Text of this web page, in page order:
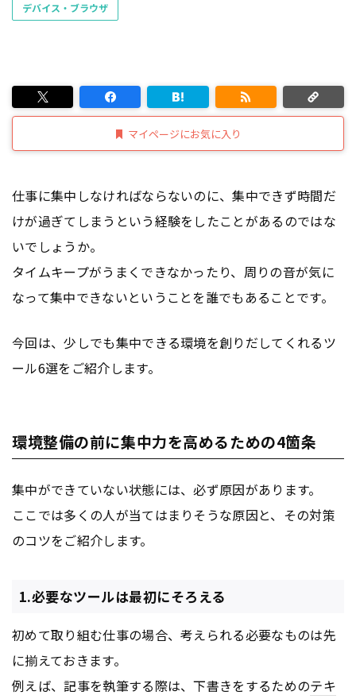
デバイス・ブラウザ
マイページにお気に入り
仕事に集中しなければならないのに、集中できず時間だ
けが過ぎてしまうという経験をしたことがあるのではな
いでしょうか。
タイムキープがうまくできなかったり、周りの音が気に
なって集中できないということを誰でもあることです。
今回は、少しでも集中できる環境を創りだしてくれるツ
ール6選をご紹介します。
環境整備の前に集中力を高めるための4箇条
集中ができていない状態には、必ず原因があります。
ここでは多くの人が当てはまりそうな原因と、その対策
のコツをご紹介します。
1.必要なツールは最初にそろえる
初めて取り組む仕事の場合、考えられる必要なものは先
に揃えておきます。
例えば、記事を執筆する際は、下書きをするためのテキ